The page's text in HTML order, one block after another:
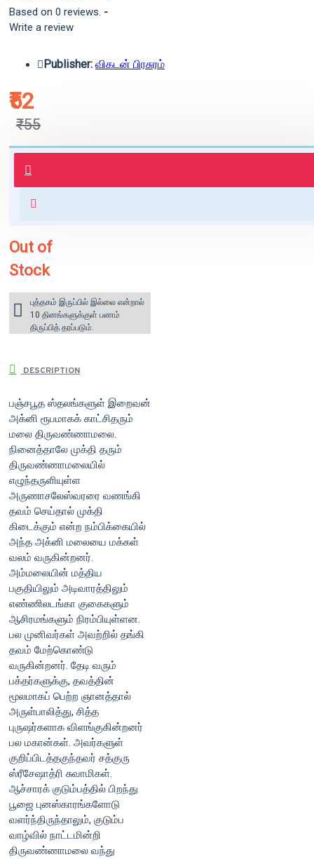
Based on 0 reviews. -
Write a review
₹52
₹55
Publisher: விகடன் பிரசுரம்
புத்தகம் 3 - 7 நாட்களில் அனுப்பி
வைக்கப்படும்.
for orders above ₹1000 within
Out of
Stock
புத்தகம் இருப்பில் இல்லை என்றால்
10 தினங்களுக்குள் பணம்
திருப்பித் தரப்படும்.
DESCRIPTION
பஞ்சபூத ஸ்தலங்களுள் இறைவன்
அக்னி ரூபமாகக் காட்சிதரும்
மலை திருவண்ணாமலை.
நினைத்தாலே முக்தி தரும்
திருவண்ணாமலையில்
எழுந்தருளியுள்ள
அருணாசலேஸ்வரரை வணங்கி
தவம் செய்தால் முக்தி
கிடைக்கும் என்ற நம்பிக்கையில்
அந்த அக்னி மலையை மக்கள்
வலம் வருகின்றனர்.
அம்மலையின் மத்திய
பகுதியிலும் அடிவாரத்திலும்
எண்ணிலடங்கா குகைகளும்
ஆசிரமங்களும் நிரம்பியுள்ளன.
பல முனிவர்கள் அவற்றில் தங்கி
தவம் மேற்கொண்டு
வருகின்றனர். தேடி வரும்
பக்தர்களுக்கு, தவத்தின்
மூலமாகப் பெற்ற ஞானத்தால்
அருள்பாலித்து, சித்த
புருஷர்களாக விளங்குகின்றனர்
பல மகான்கள். அவர்களுள்
குறிப்பிடத்தகுந்தவர் சத்குரு
ஸ்ரீசேஷாத்ரி சுவாமிகள்.
ஆச்சாரக் குடும்பத்தில் பிறந்து
பூஜை புனஸ்காரங்களோடு
வளர்ந்திருந்தாலும், குடும்ப
வாழ்வில் நாட்டமின்றி
திருவண்ணாமலை வந்து